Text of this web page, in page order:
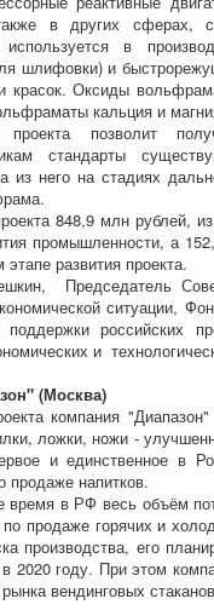
в других сферах,
в
шлифовки) и
красок. Оксиды
кальция и
проекта позволит
стандарты
из него на стадиях
848,9 млн рублей,
промышленности, а
развития проекта.
Председатель
ситуации,
поддержки российских
и
(Москва)
компания
ложки, ножи -
и единственное в
продаже напитков.
время в РФ весь объём
продаже горячих и
производства, его
2020 году. При этом
вендинговых